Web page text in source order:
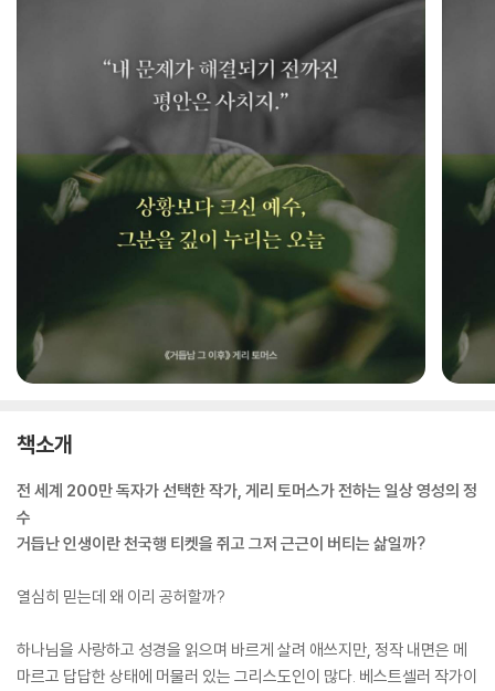
책소개
전 세계 200만 독자가 선택한 작가, 게리 토머스가 전하는 일상 영성의 정
수
거듭난 인생이란 천국행 티켓을 쥐고 그저 근근이 버티는 삶일까?
열심히 믿는데 왜 이리 공허할까?
하나님을 사랑하고 성경을 읽으며 바르게 살려 애쓰지만, 정작 내면은 메
마르고 답답한 상태에 머물러 있는 그리스도인이 많다. 베스트셀러 작가이